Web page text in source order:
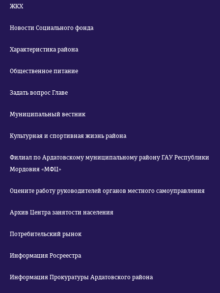
ЖКХ
Новости Социального фонда
Характеристика района
Общественное питание
Задать вопрос Главе
Муниципальный вестник
Культурная и спортивная жизнь района
Филиал по Ардатовскому муниципальному району ГАУ Республики
Мордовия «МФЦ»
Оцените работу руководителей органов местного самоуправления
Архив Центра занятости населения
Потребительский рынок
Информация Росреестра
Информация Прокуратуры Ардатовского района